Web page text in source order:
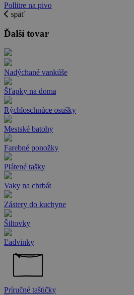
Pollitre na pivo
späť
Ďalší tovar
Nadýchané vankúše
Šľapky na doma
Rýchloschnúce osušky
Mestské batohy
Farebné ponožky
Plátené tašky
Vaky na chrbát
Zástery do kuchyne
Šiltovky
Ľadvinky
Príručné taštičky